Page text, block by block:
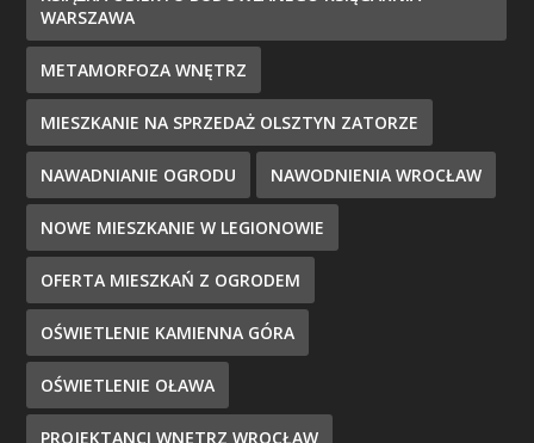
WARSZAWA
METAMORFOZA WNĘTRZ
MIESZKANIE NA SPRZEDAŻ OLSZTYN ZATORZE
NAWADNIANIE OGRODU NAWODNIENIA WROCŁAW
NOWE MIESZKANIE W LEGIONOWIE
OFERTA MIESZKAŃ Z OGRODEM
OŚWIETLENIE KAMIENNA GÓRA
OŚWIETLENIE OŁAWA
PROJEKTANCI WNĘTRZ WROCŁAW